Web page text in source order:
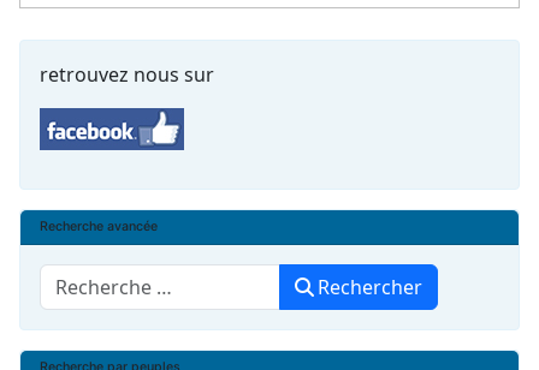
retrouvez nous sur
Recherche avancée
Rechercher Rechercher
Recherche par peuples